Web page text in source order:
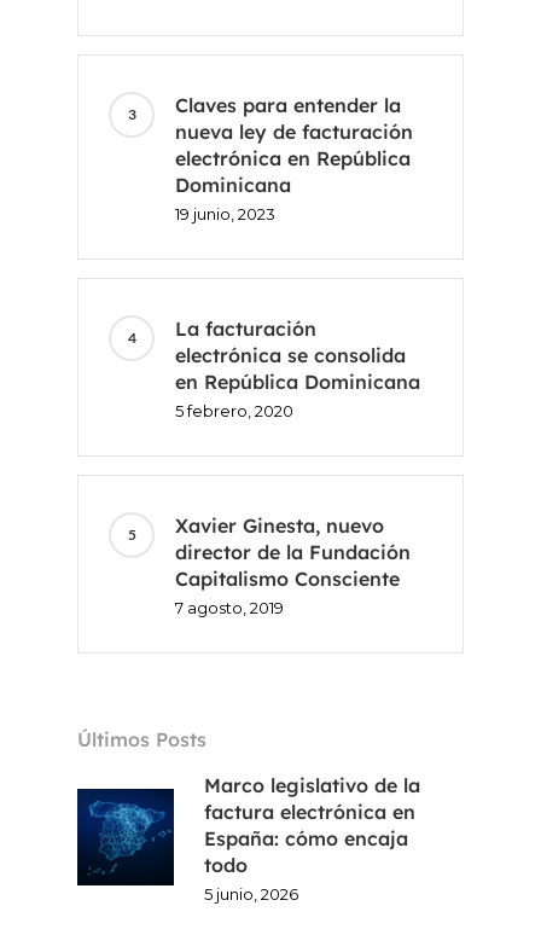
Claves para entender la
nueva ley de facturación
electrónica en República
Dominicana
19 junio, 2023
La facturación
electrónica se consolida
en República Dominicana
5 febrero, 2020
Xavier Ginesta, nuevo
director de la Fundación
Capitalismo Consciente
7 agosto, 2019
Últimos Posts
Marco legislativo de la
factura electrónica en
España: cómo encaja
todo
5 junio, 2026
Inicio
Voxel
ES
CA